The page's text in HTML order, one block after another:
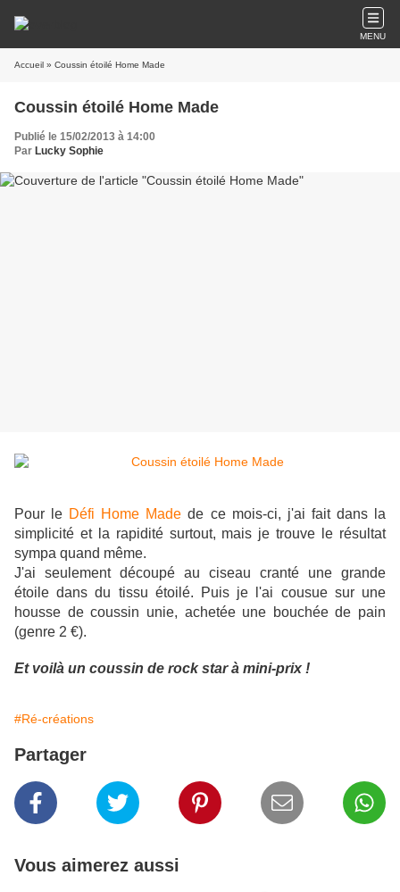
MENU
Accueil » Coussin étoilé Home Made
Coussin étoilé Home Made
Publié le 15/02/2013 à 14:00
Par Lucky Sophie
Pour le Défi Home Made de ce mois-ci, j'ai fait dans la
simplicité et la rapidité surtout, mais je trouve le résultat
sympa quand même.
J'ai seulement découpé au ciseau cranté une grande
étoile dans du tissu étoilé. Puis je l'ai cousue sur une
housse de coussin unie, achetée une bouchée de pain
(genre 2 €).
Et voilà un coussin de rock star à mini-prix !
#Ré-créations
Partager
Vous aimerez aussi